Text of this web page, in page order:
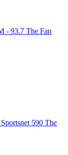
- 93.7 The Fan
590 The